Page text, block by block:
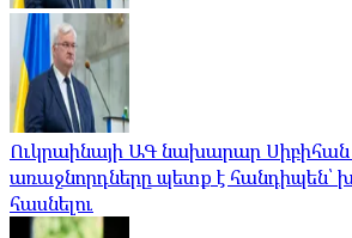
Ուկրաինայի ԱԳ նախարար Սիբիհան
առաջնորդները պետք է հանդիպեն՝
հասնելու